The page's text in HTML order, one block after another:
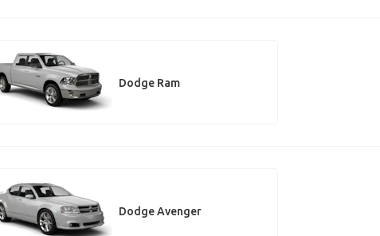
Dodge Ram
Dodge Avenger